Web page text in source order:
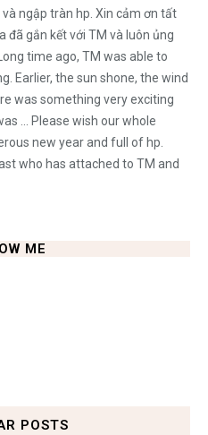
ngập tràn hp. Xin cảm ơn tất
đã gắn kết với TM và luôn ủng
time ago, TM was able to
Earlier, the sun shone, the wind
was something very exciting
... Please wish our whole
new year and full of hp.
who has attached to TM and
ME
POSTS